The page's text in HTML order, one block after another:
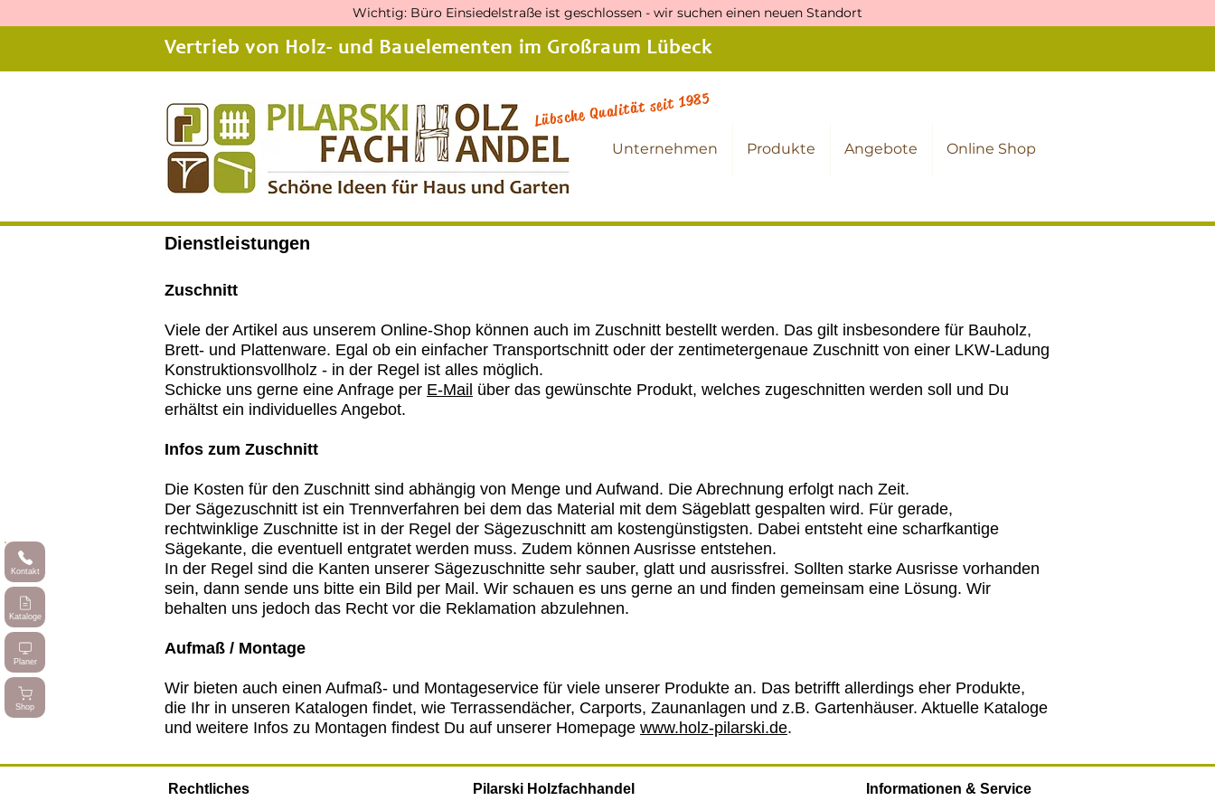
Wichtig: Büro Einsiedelstraße ist geschlossen - wir suchen einen neuen Standort
Vertrieb von Holz- und Bauelementen im Großraum Lübeck
Unternehmen Produkte Angebote Online Shop
Lübsche Qualität seit 1985
Kontakt
Kataloge
Planer
Shop
Dienstleistungen
Zuschnitt
Viele der Artikel aus unserem Online-Shop können auch im Zuschnitt bestellt werden. Das gilt insbesondere für Bauholz,
Brett- und Plattenware. Egal ob ein einfacher Transportschnitt oder der zentimetergenaue Zuschnitt von einer LKW-Ladung
Konstruktionsvollholz - in der Regel ist alles möglich.
Schicke uns gerne eine Anfrage per E-Mail über das gewünschte Produkt, welches zugeschnitten werden soll und Du
erhältst ein individuelles Angebot.
Infos zum Zuschnitt
Die Kosten für den Zuschnitt sind abhängig von Menge und Aufwand. Die Abrechnung erfolgt nach Zeit.
Der Sägezuschnitt ist ein Trennverfahren bei dem das Material mit dem Sägeblatt gespalten wird. Für gerade,
rechtwinklige Zuschnitte ist in der Regel der Sägezuschnitt am kostengünstigsten. Dabei entsteht eine scharfkantige
Sägekante, die eventuell entgratet werden muss. Zudem können Ausrisse entstehen.
In der Regel sind die Kanten unserer Sägezuschnitte sehr sauber, glatt und ausrissfrei. Sollten starke Ausrisse vorhanden
sein, dann sende uns bitte ein Bild per Mail. Wir schauen es uns gerne an und finden gemeinsam eine Lösung. Wir
behalten uns jedoch das Recht vor die Reklamation abzulehnen.
Aufmaß / Montage
Wir bieten auch einen Aufmaß- und Montageservice für viele unserer Produkte an. Das betrifft allerdings eher Produkte,
die Ihr in unseren Katalogen findet, wie Terrassendächer, Carports, Zaunanlagen und z.B. Gartenhäuser. Aktuelle Kataloge
und weitere Infos zu Montagen findest Du auf unserer Homepage www.holz-pilarski.de.
Rechtliches Pilarski Holzfachhandel Informationen & Service